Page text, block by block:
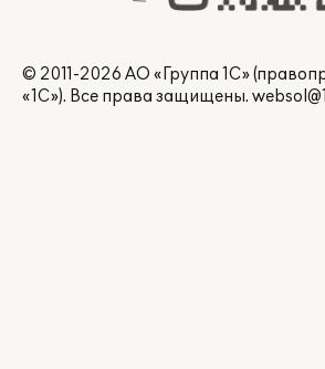
© 2011-2026 АО «Группа 1С»
«1С»). Все права защищены.